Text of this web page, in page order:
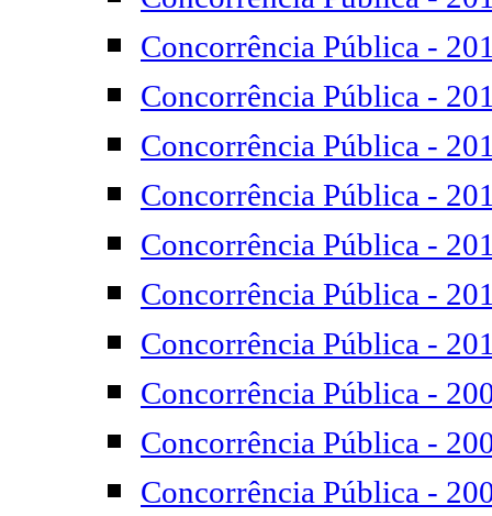
Concorrência Pública -
Concorrência Pública -
Concorrência Pública -
Concorrência Pública -
Concorrência Pública -
Concorrência Pública -
Concorrência Pública -
Concorrência Pública -
Concorrência Pública -
Concorrência Pública -